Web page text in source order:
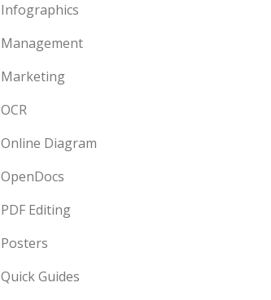
Infographics
Management
Marketing
OCR
Online Diagram
OpenDocs
PDF Editing
Posters
Quick Guides